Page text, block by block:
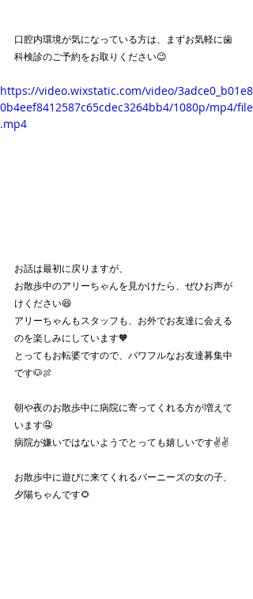
口腔内環境が気になっている方は、まずお気軽に歯
科検診のご予約をお取りください😉
https://video.wixstatic.com/video/3adce0_b01e8
0b4eef8412587c65cdec3264bb4/1080p/mp4/file
.mp4
お話は最初に戻りますが、
お散歩中のアリーちゃんを見かけたら、ぜひお声が
けください😆
アリーちゃんもスタッフも、お外でお友達に会える
のを楽しみにしています🧡
とってもお転婆ですので、パワフルなお友達募集中
です🐶🍖
朝や夜のお散歩中に病院に寄ってくれる方が増えて
います🤤
病院が嫌いではないようでとっても嬉しいです✌️✌️
お散歩中に遊びに来てくれるバーニーズの女の子、
夕陽ちゃんです🌻